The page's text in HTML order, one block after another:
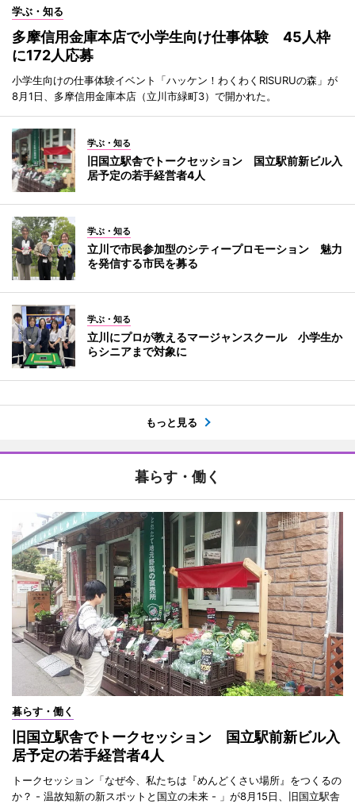
学ぶ・知る
多摩信用金庫本店で小学生向け仕事体験 45人枠
に172人応募
小学生向けの仕事体験イベント「ハッケン！わくわくRISURUの森」が
8月1日、多摩信用金庫本店（立川市緑町3）で開かれた。
学ぶ・知る
旧国立駅舎でトークセッション 国立駅前新ビル入
居予定の若手経営者4人
学ぶ・知る
立川で市民参加型のシティープロモーション 魅力
を発信する市民を募る
学ぶ・知る
立川にプロが教えるマージャンスクール 小学生か
らシニアまで対象に
もっと見る
暮らす・働く
暮らす・働く
旧国立駅舎でトークセッション 国立駅前新ビル入
居予定の若手経営者4人
トークセッション「なぜ今、私たちは『めんどくさい場所』をつくるの
か？ - 温故知新の新スポットと国立の未来 - 」が8月15日、旧国立駅舎